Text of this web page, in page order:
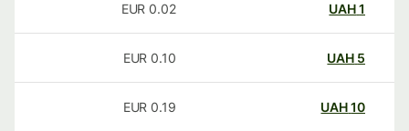
UAH
0.02
EUR
UAH
0.10
EUR
UAH
0.19
EUR